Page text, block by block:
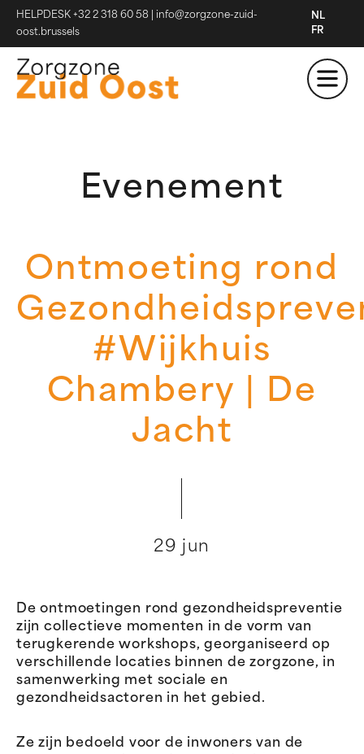
HELPDESK +32 2 318 60 58
info@zorgzone-zuid-
oost.brussels
NL
FR
Evenement
Ontmoeting rond
#Wijkhuis
Chambery | De
Jacht
29 jun
De ontmoetingen rond gezondheidspreventie
zijn collectieve momenten in de vorm van
terugkerende workshops, georganiseerd op
verschillende locaties binnen de zorgzone, in
samenwerking met sociale en
gezondheidsactoren in het gebied.
Ze zijn bedoeld voor de inwoners van de